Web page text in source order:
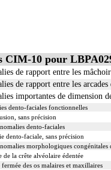
CIM-10 pour
de rapport entre les
de rapport entre les arcades
importantes de dimension
dento-faciales fonctionnelles
sans précision
dento-faciales
dento-faciale, sans précision
morphologiques
de la crête alvéolaire édentée
fermée des os malaires et maxillaires